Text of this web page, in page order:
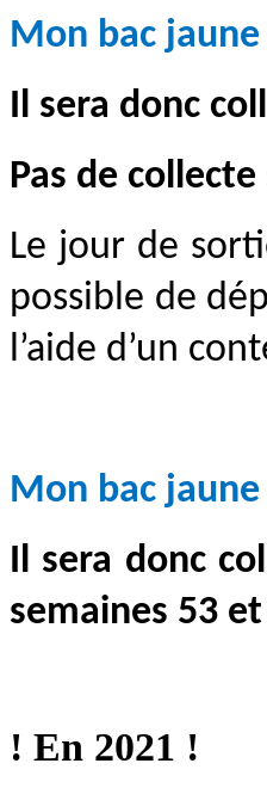
Mon bac
Il sera donc
Pas de
Le jour de
possible de
l’aide d’un
Mon bac
Il sera donc
semaines 53
! En 2021 !